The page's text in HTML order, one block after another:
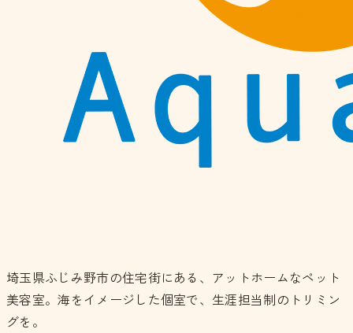
埼玉県ふじみ野市の住宅街にある、アットホームなペット
美容室。海をイメージした個室で、生涯担当制のトリミン
グを。